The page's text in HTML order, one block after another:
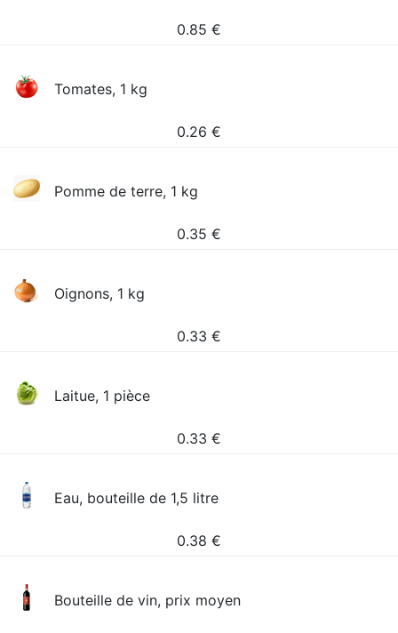
0.85 €
Tomates, 1 kg
0.26 €
Pomme de terre, 1 kg
0.35 €
Oignons, 1 kg
0.33 €
Laitue, 1 pièce
0.33 €
Eau, bouteille de 1,5 litre
0.38 €
Bouteille de vin, prix moyen